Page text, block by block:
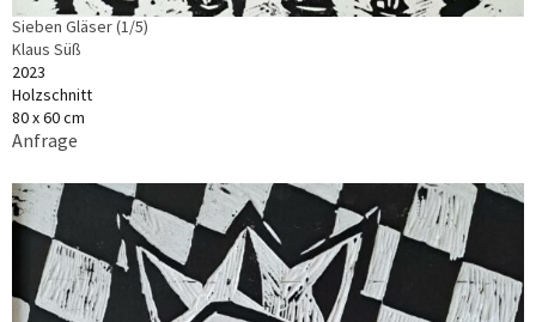
Sieben Gläser (1/5)
Klaus Süß
2023
Holzschnitt
80 x 60 cm
Anfrage